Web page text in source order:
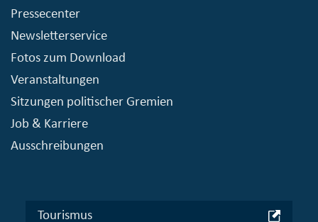
Pressecenter
Newsletterservice
Fotos zum Download
Veranstaltungen
Sitzungen politischer Gremien
Job & Karriere
Ausschreibungen
Tourismus